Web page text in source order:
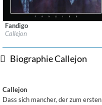
Label:People Like You Records
Genre:
Fandigo
Callejon
Biographie Callejon
Callejon
Dass sich mancher, der zum